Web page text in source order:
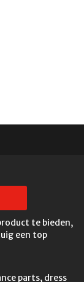
te bieden,
een top
parts, dress